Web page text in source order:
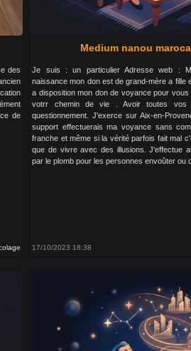
des
de
Medium nanou
Je suis : un particulier Adresse web :
naissance mon don est de grand-mère a fille
a disposition mon don de voyance pour vous
votrr chemin de vie . Avoir toutes vos
questionnement. J'exerce sur Aix-en-
support effectuerais ma voyance sans
franche et même si la vérité parfois fait mal
que de vivre avec des illusions. J'effectue
par le plomb pour les personnes envoûter ou
17/10/2023 18:38